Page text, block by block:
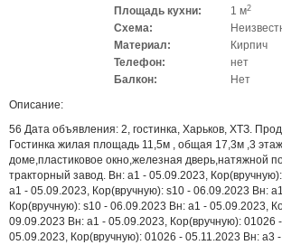
Площадь кухни: 1 м2
Схема:
Материал:
Кирпич
Телефон:
нет
Балкон:
Нет
Описание:
56 Дата объявления: 2, гостинка, Харьков, ХТЗ.
Гостинка жилая площадь 11,5м , общая 17,3м ,3
доме,пластиковое окно,железная дверь,натяжной
тракторный завод. Вн: a1 - 05.09.2023,
a1 - 05.09.2023, Кор(вручную): s10 - 06.09.2023 Вн:
Кор(вручную): s10 - 06.09.2023 Вн: a1 - 05.09.2023,
09.09.2023 Вн: a1 - 05.09.2023, Кор(вручную): 01026
05.09.2023, Кор(вручную): 01026 - 05.11.2023 Вн: a3